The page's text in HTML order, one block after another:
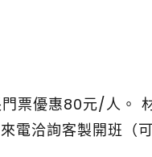
票優惠80元/人。
電洽詢客製開班（